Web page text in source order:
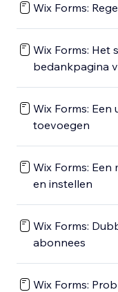
Wix Forms:
Wix Forms: Het
bedankpagina
Wix Forms:
toevoegen
Wix Forms:
en instellen
Wix Forms:
abonnees
Wix Forms: